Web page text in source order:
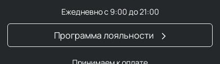
Ежедневно с 9:00 до 21:00
Программа лояльности